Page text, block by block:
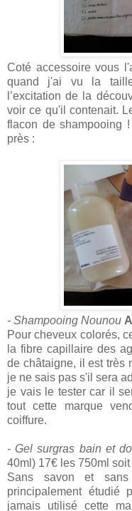
Coté accessoire vous
quand j'ai vu la
l’excitation de la
voir ce qu'il contenait.
flacon de shampooing
près :
- Shampooing Nounou
Pour cheveux colorés,
la fibre capillaire des
de châtaigne, il est très
je ne sais pas s'il sera
je vais le tester car il
tout cette marque
coiffure.
- Gel surgras bain et
40ml) 17€ les 750ml
Sans savon et
principalement étudié
jamais utilisé cette